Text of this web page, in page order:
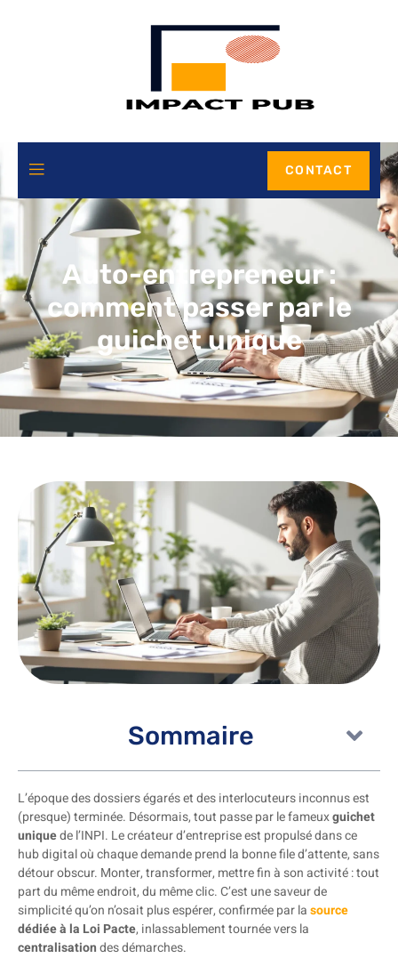
CONTACT
Auto-entrepreneur :
comment passer par le
guichet unique
Sommaire
L’époque des dossiers égarés et des interlocuteurs inconnus est
(presque) terminée. Désormais, tout passe par le fameuxguichet
uniquede l’INPI. Le créateur d’entreprise est propulsé dans ce
hub digital où chaque demande prend la bonne file d’attente, sans
détour obscur. Monter, transformer, mettre fin à son activité : tout
part du même endroit, du même clic. C’est une saveur de
simplicité qu’on n’osait plus espérer, confirmée par lasource
dédiée à la Loi Pacte, inlassablement tournée vers la
centralisationdes démarches.